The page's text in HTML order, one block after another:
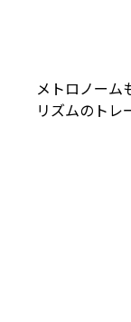
メトロノーム
リズムのトレ